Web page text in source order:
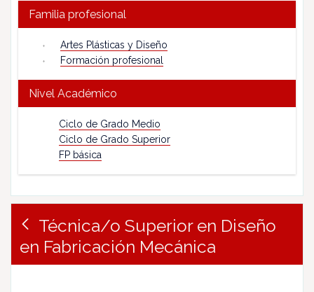
Familia profesional
Artes Plásticas y Diseño
Formación profesional
Nivel Académico
Ciclo de Grado Medio
Ciclo de Grado Superior
FP básica
Técnica/o Superior en Diseño
en Fabricación Mecánica